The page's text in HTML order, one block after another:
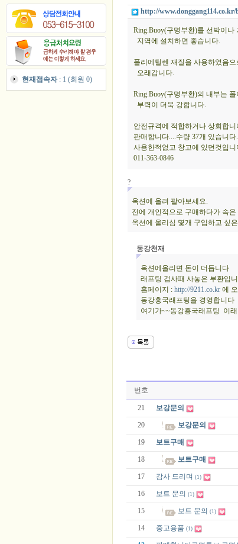
현재접속자: 1 (회원 0)
http://
Ring.Buoy(구명부환)를 선박이나
지역에 설치하면 좋습니다.
폴리에틸렌 재질을 사용하였음으
오래갑니다.
Ring.Buoy(구명부환)의 내부는
부력이 더욱 강합니다.
안전규격에 적합하거나 상회합
판매합니다....수량 37개 있습니
사용한적없고 창고에 있던것입
011-363-0846
?
옥션에 올려 팔아보세요.
전에 개인적으로 구매하다가 속
옥션에 올리심 몇개 구입하고 싶
동강천재
옥션에올리면 돈이 더듭니다
래프팅 검사때 사놓은 부환입
홈페이지 : http://9211.co.kr에
동강흥국래프팅을 경영합니다
여기가~~동강흥국래프팅 이
번호
21 보강문의
20 보강문의
19 보트구매
18 보트구매
17 감사 드리며 (1)
16 보트 문의 (1)
15 보트 문의 (1)
14 중고용품 (1)